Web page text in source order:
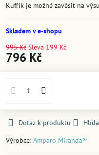
Kufřík je možné zavěsit na
Skladem v e-shopu
995 Kč Sleva 199 Kč
796 Kč
Dotaz k produktu
Výrobce: Amparo Miranda®